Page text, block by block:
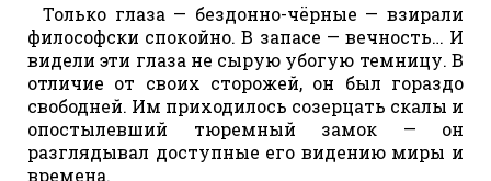
Только глаза — бездонно-чёрные — взирали
философски спокойно. В запасе — вечность… И
видели эти глаза не сырую убогую темницу. В
отличие от своих сторожей, он был гораздо
свободней. Им приходилось созерцать скалы и
опостылевший тюремный замок — он
разглядывал доступные его видению миры и
времена.